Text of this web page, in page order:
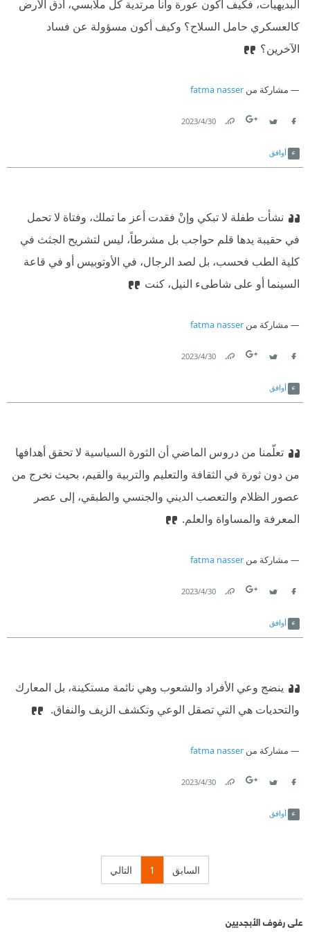
البديهيات، فكيف أكون عورة وأنا مرتدية كل ملابسي، أدق الأرض
كالعسكري حامل السلاح؟ وكيف أكون مسؤولة عن فساد
الآخرين؟
مشاركة من fatma nasser
30‏/4‏/2023
أوافق
نشأت طفلة لا تبكي وإنْ فقدت أعز ما تملك، وفتاة لا تحمل
في حقيبة يدها قلم حواجب بل مشرطاً، ليس لتشريح الجثث في
كلية الطب فحسب، بل لصد الرجال، في الأوتوبيس أو في قاعة
السينما أو على شاطىء النيل، كنت
مشاركة من fatma nasser
30‏/4‏/2023
أوافق
تعلّمنا من دروس الماضي أن الثورة السياسية لا تحقق أهدافها
من دون ثورة في الثقافة والتعليم والتربية والقيم، بحيث نخرج من
عصور الظلام والتعصب الديني والجنسي والطبقي، إلى عصر
المعرفة والمساواة والعلم.‏
مشاركة من fatma nasser
30‏/4‏/2023
أوافق
ينضج وعي الأفراد والشعوب وهي نائمة مستكينة، بل المعارك
والتحديات هي التي تصقل الوعي وتكشف الزيف والنفاق. ‏
مشاركة من fatma nasser
30‏/4‏/2023
أوافق
السابق 1 التالي
على رفوف الأبجديين